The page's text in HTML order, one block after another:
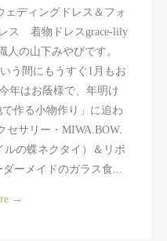
ディングドレス＆フォ
ス 着物ドレスgrace-lily
人の山下みやびです。
う間にもうすぐ1月もお
年はお蔭様で、年明け
作る小物作り」に追わ
セサリー・MIWA.BOW.
の蝶ネクタイ）＆リボ
ーメイドのガラス食...
→